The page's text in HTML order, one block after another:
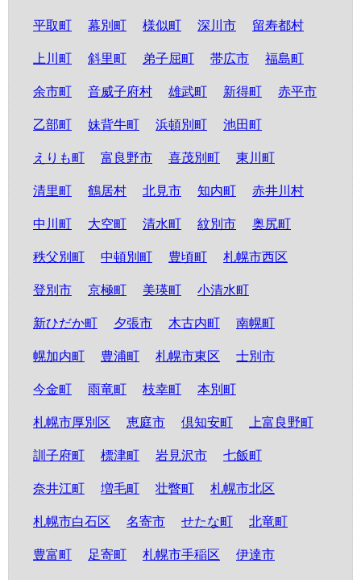
平取町 幕別町 様似町 深川市 留寿都村
上川町 斜里町 弟子屈町 帯広市 福島町
余市町 音威子府村 雄武町 新得町 赤平市
乙部町 妹背牛町 浜頓別町 池田町
えりも町 富良野市 喜茂別町 東川町
清里町 鶴居村 北見市 知内町 赤井川村
中川町 大空町 清水町 紋別市 奥尻町
秩父別町 中頓別町 豊頃町 札幌市西区
登別市 京極町 美瑛町 小清水町
新ひだか町 夕張市 木古内町 南幌町
幌加内町 豊浦町 札幌市東区 士別市
今金町 雨竜町 枝幸町 本別町
札幌市厚別区 恵庭市 倶知安町 上富良野町
訓子府町 標津町 岩見沢市 七飯町
奈井江町 増毛町 壮瞥町 札幌市北区
札幌市白石区 名寄市 せたな町 北竜町
豊富町 足寄町 札幌市手稲区 伊達市